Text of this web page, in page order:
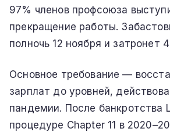
97% членов профсоюза
прекращение работы.
полночь 12 ноября и затронет
Основное требование —
зарплат до уровней,
пандемии. После банкротства
процедуре Chapter 11 в